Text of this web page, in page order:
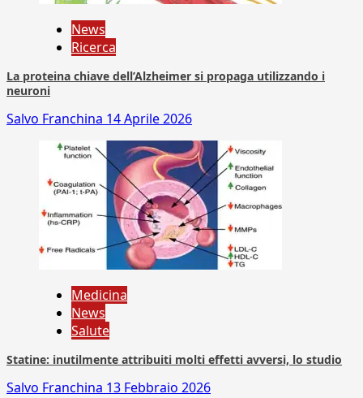
News
Ricerca
La proteina chiave dell’Alzheimer si propaga utilizzando i
neuroni
Salvo Franchina 14 Aprile 2026
Medicina
News
Salute
Statine: inutilmente attribuiti molti effetti avversi, lo studio
Salvo Franchina 13 Febbraio 2026